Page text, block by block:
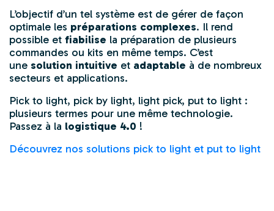
L’objectif d’un tel système est de gérer de façon
optimale les préparations complexes. Il rend
possible et fiabilise la préparation de plusieurs
commandes ou kits en même temps. C’est
une solution intuitive et adaptable à de nombreux
secteurs et applications.
Pick to light, pick by light, light pick, put to light :
plusieurs termes pour une même technologie.
Passez à la logistique 4.0 !
Découvrez nos solutions pick to light et put to light